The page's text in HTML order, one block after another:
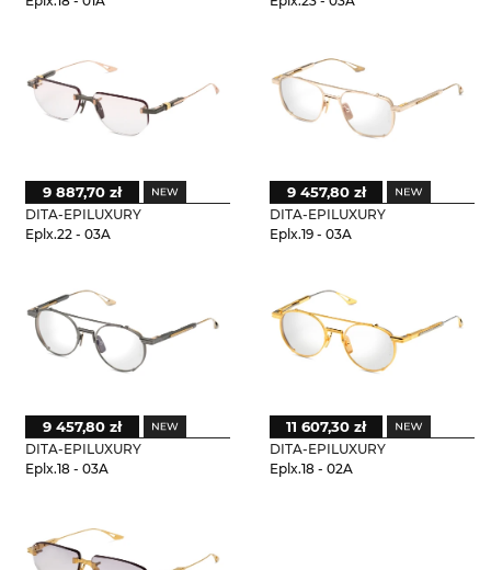
DITA-EPILUXURY
Eplx.22 - 03A
9 887,70 zł
DITA-EPILUXURY
Eplx.19 - 03A
9 457,80 zł
DITA-EPILUXURY
Eplx.18 - 03A
9 457,80 zł
DITA-EPILUXURY
Eplx.18 - 02A
11 607,30 zł